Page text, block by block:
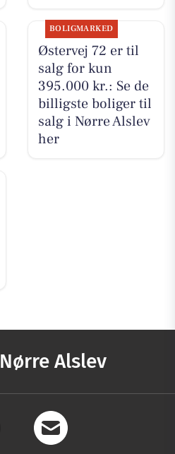
BOLIGMARKED
Østervej 72 er til
salg for kun
395.000 kr.: Se de
billigste boliger til
salg i Nørre Alslev
her
Nørre Alslev